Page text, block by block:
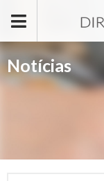
Notícias